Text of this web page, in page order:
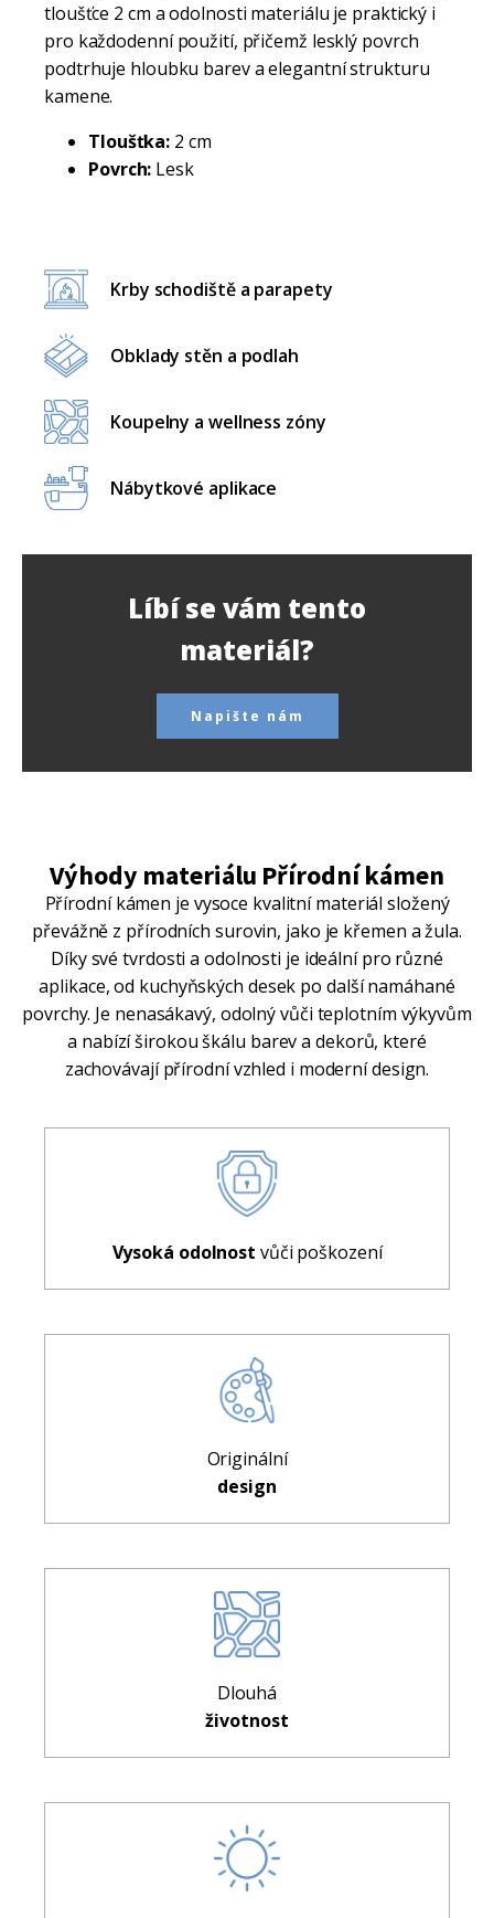
tloušťce 2 cm a odolnosti materiálu je praktický i
pro každodenní použití, přičemž lesklý povrch
podtrhuje hloubku barev a elegantní strukturu
kamene.
Tloušťka: 2 cm
Povrch: Lesk
Krby schodiště a parapety
Obklady stěn a podlah
Koupelny a wellness zóny
Nábytkové aplikace
Líbí se vám tento
materiál?
Napište nám
Výhody materiálu Přírodní kámen
Přírodní kámen je vysoce kvalitní materiál složený
převážně z přírodních surovin, jako je křemen a žula.
Díky své tvrdosti a odolnosti je ideální pro různé
aplikace, od kuchyňských desek po další namáhané
povrchy. Je nenasákavý, odolný vůči teplotním výkyvům
a nabízí širokou škálu barev a dekorů, které
zachovávají přírodní vzhled i moderní design.
Vysoká odolnost vůči poškození
Originální
design
Dlouhá
životnost